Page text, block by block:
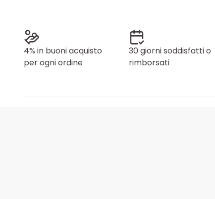
4% in buoni acquisto
per ogni ordine
30 giorni soddisfatti o
rimborsati